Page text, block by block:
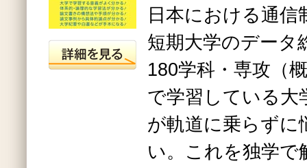
日本における通信
短期大学のデータ
180学科・専攻（
で学習している大
が軌道に乗らずに
い。これを独学